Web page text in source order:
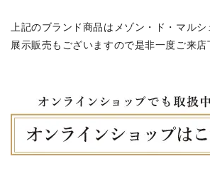
上記のブランド商品はメゾン・ド・マルシ
展示販売もございますので是非一度ご来店